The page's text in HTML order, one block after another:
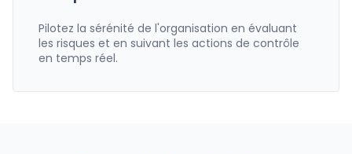
Pilotez la sérénité de l'organisation en évaluant
les risques et en suivant les actions de contrôle
en temps réel.